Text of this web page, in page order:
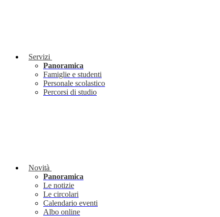
Servizi
Panoramica
Famiglie e studenti
Personale scolastico
Percorsi di studio
Novità
Panoramica
Le notizie
Le circolari
Calendario eventi
Albo online